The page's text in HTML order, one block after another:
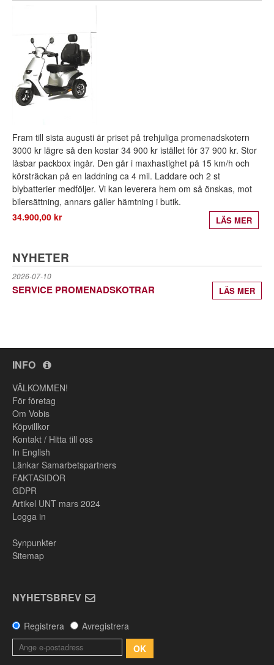
Fram till sista augusti är priset på trehjuliga promenadskotern
3000 kr lägre så den kostar 34 900 kr istället för 37 900 kr. Stor
låsbar packbox ingår. Den går i maxhastighet på 15 km/h och
körsträckan på en laddning ca 4 mil. Laddare och 2 st
blybatterier medföljer. Vi kan leverera hem om så önskas, mot
bilersättning, annars gäller hämtning i butik.
34.900,00 kr
LÄS MER
NYHETER
2026-07-10
SERVICE PROMENADSKOTRAR LÄS MER
INFO
VÄLKOMMEN!
För företag
Om Vobis
Köpvillkor
Kontakt / Hitta till oss
In English
Länkar Samarbetspartners
FAKTASIDOR
GDPR
Artikel UNT mars 2024
Logga in
Synpunkter
Sitemap
NYHETSBREV
Registrera
Avregistrera
OK